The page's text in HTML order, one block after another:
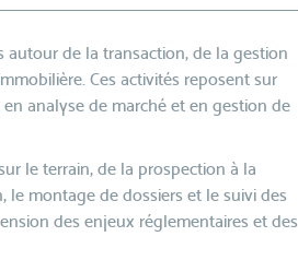
autour de la transaction, de la gestion
Ces activités reposent sur
analyse de marché et en gestion de
le terrain, de la prospection à la
le montage de dossiers et le suivi des
des enjeux réglementaires et des